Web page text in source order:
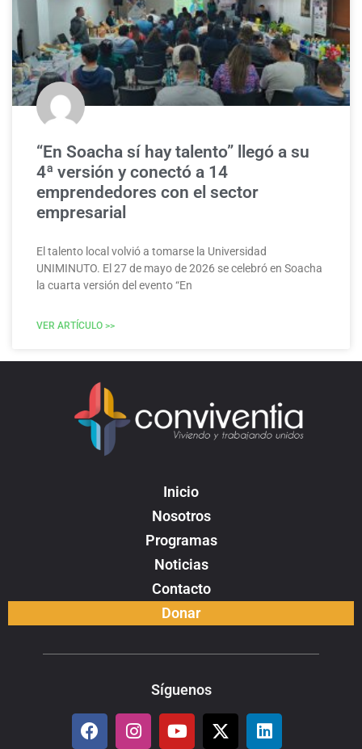
“En Soacha sí hay talento” llegó a su
4ª versión y conectó a 14
emprendedores con el sector
empresarial
El talento local volvió a tomarse la Universidad
UNIMINUTO. El 27 de mayo de 2026 se celebró en Soacha
la cuarta versión del evento “En
VER ARTÍCULO >>
Inicio
Nosotros
Programas
Noticias
Contacto
Donar
Síguenos